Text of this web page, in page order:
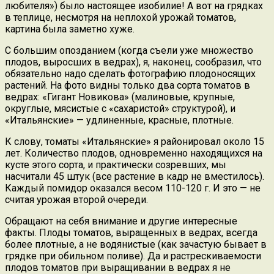
любителя») было настоящее изобилие! А вот на грядках
в теплице, несмотря на неплохой урожай томатов,
картина была заметно хуже.
С большим опозданием (когда съели уже множество
плодов, выросших в ведрах), я, наконец, сообразил, что
обязательно надо сделать фотографию плодоносящих
растений. На фото видны только два сорта томатов в
ведрах: «Гигант Новикова» (малиновые, крупные,
округлые, мясистые с «сахаристой» структурой), и
«Итальянские» — удлиненные, красные, плотные.
К слову, томаты «Итальянские» я районировал около 15
лет. Количество плодов, одновременно находящихся на
кусте этого сорта, и практически созревших, мы
насчитали 45 штук (все растение в кадр не вместилось).
Каждый помидор оказался весом 110-120 г. И это — не
считая урожая второй очереди.
Обращают на себя внимание и другие интересные
факты. Плоды томатов, выращенных в ведрах, всегда
более плотные, а не водянистые (как зачастую бывает в
грядке при обильном поливе). Да и растрескиваемости
плодов томатов при выращивании в ведрах я не